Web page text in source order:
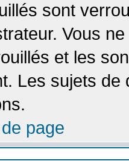
sont
Vous
et les
Les sujets
page